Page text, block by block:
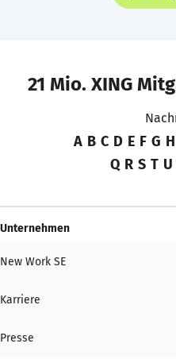
21 Mio. XING
A B C D E F G H
Q R S T U
Unternehmen
New Work SE
Karriere
Presse